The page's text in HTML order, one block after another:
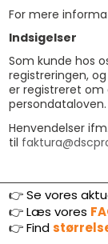
For mere
Indsigelser
Som kunde hos
registreringen,
er registreret om
persondataloven.
Henvendelser
til
👉 Se vores
👉Læs vores
👉Find